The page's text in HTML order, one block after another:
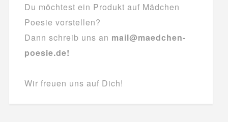
Du möchtest ein Produkt auf Mädchen
Poesie vorstellen?
Dann schreib uns an mail@maedchen-
poesie.de!
Wir freuen uns auf Dich!